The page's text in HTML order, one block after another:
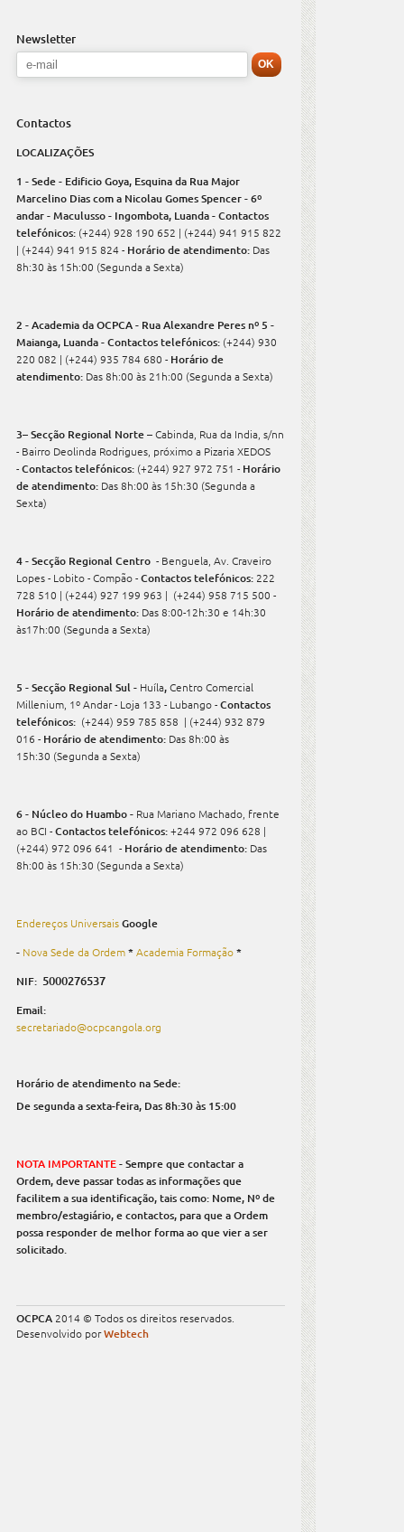
Newsletter
Contactos
LOCALIZAÇÕES
1 - Sede - Edificio Goya, Esquina da Rua Major
Marcelino Dias com a Nicolau Gomes Spencer - 6º
andar - Maculusso - Ingombota, Luanda - Contactos
telefónicos: (+244) 928 190 652 | (+244) 941 915 822
| (+244) 941 915 824 - Horário de atendimento: Das
8h:30 às 15h:00 (Segunda a Sexta)
2 - Academia da OCPCA - Rua Alexandre Peres nº 5 -
Maianga, Luanda - Contactos telefónicos: (+244) 930
220 082 | (+244) 935 784 680 - Horário de
atendimento: Das 8h:00 às 21h:00 (Segunda a Sexta)
3– Secção Regional Norte –Cabinda, Rua da India, s/nn
- Bairro Deolinda Rodrigues, próximo a Pizaria XEDOS
-Contactos telefónicos: (+244) 927 972 751 - Horário
de atendimento: Das 8h:00 às 15h:30 (Segunda a
Sexta)
4 - Secção Regional Centro - Benguela, Av. Craveiro
Lopes - Lobito - Compão -Contactos telefónicos: 222
728 510 | (+244) 927 199 963 | (+244) 958 715 500 -
Horário de atendimento: Das 8:00-12h:30 e 14h:30
às17h:00 (Segunda a Sexta)
5 - Secção Regional Sul - Huíla,Centro Comercial
Millenium, 1º Andar - Loja 133 - Lubango -Contactos
telefónicos: (+244) 959 785 858 | (+244) 932 879
016 - Horário de atendimento: Das 8h:00 às
15h:30 (Segunda a Sexta)
6 - Núcleo do Huambo - Rua Mariano Machado, frente
ao BCI -Contactos telefónicos:+244 972 096 628 |
(+244) 972 096 641 - Horário de atendimento: Das
8h:00 às 15h:30 (Segunda a Sexta)
Endereços UniversaisGoogle
- Nova Sede da Ordem*Academia Formação*
NIF: 5000276537
Email:
secretariado@ocpcangola.org
Horário de atendimento na Sede:
De segunda a sexta-feira, Das 8h:30 às 15:00
NOTA IMPORTANTE- Sempre que contactar a
Ordem, deve passar todas as informações que
facilitem a sua identificação, tais como: Nome, Nº de
membro/estagiário, e contactos, para que a Ordem
possa responder de melhor forma ao que vier a ser
solicitado.
OCPCA 2014 © Todos os direitos reservados.
Desenvolvido porWebtech